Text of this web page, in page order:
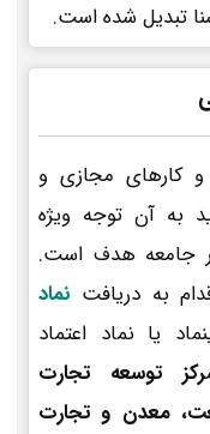
تبدیل شده است.
کارهای مجازی و
به آن توجه ویژه
جامعه هدف است.
به دریافت نماد
یا نماد اعتماد
رکز توسعه تجارت
معدن و تجارت